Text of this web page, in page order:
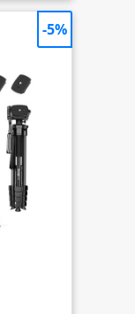
à 5
peuvent
hauteur
Une
lb), Les
de la
de
sur
et les
rapide
des
vue. Le
nous
les
-5%